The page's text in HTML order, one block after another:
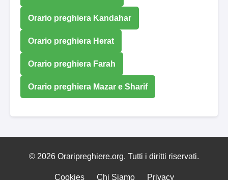
Orario preghiera Kandahar
Orario preghiera Herat
Orario preghiera Farah
Orario preghiera Mazar e Sharif
© 2026 Oraripreghiere.org. Tutti i diritti riservati.
Cookies Chi Siamo Privacy